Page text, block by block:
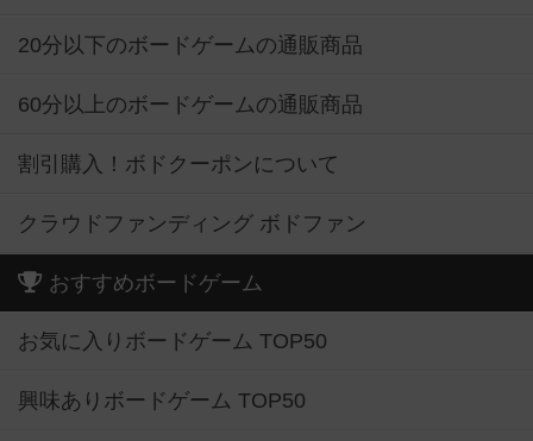
20分以下のボードゲームの通販商品
60分以上のボードゲームの通販商品
割引購入！ボドクーポンについて
クラウドファンディング ボドファン
おすすめボードゲーム
お気に入りボードゲーム TOP50
興味ありボードゲーム TOP50